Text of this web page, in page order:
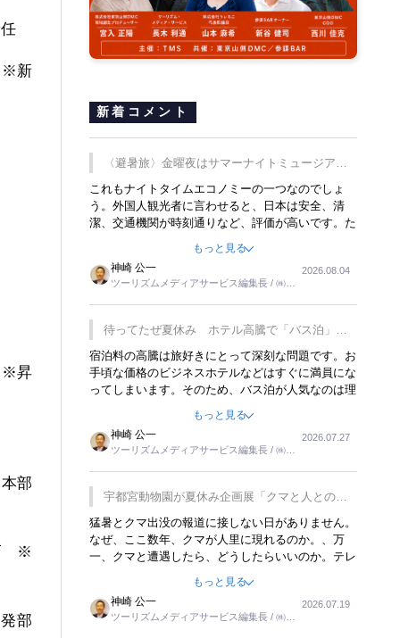
※新
※昇
部
※
部
新着コメント
〈避暑旅〉金曜夜はサマーナイトミュージア
ム、都立6施設で
これもナイトタイムエコノミーの一つなのでしょ
う。外国人観光者に言わせると、日本は安全、清
潔、交通機関が時刻通りなど、評価が高いです。た
す。そのような意味で、金曜夜にこのようなイベン
トが行われれば、日本人に限らず外国人にとっても
楽しみが増えるでしょうね。
もっと見る
神崎 公一
ツーリズムメディアサービス編集長 / ㈱ツ
2026.08.04
待ってたぜ夏休み ホテル高騰で「バス泊」人
気
宿泊料の高騰は旅好きにとって深刻な問題です。お
手頃な価格のビジネスホテルなどはすぐに満員にな
ってしまいます。そのため、バス泊が人気なのは理
行をした時は、移動はグレイハウンドバスでした。
夕方から夜の便を利用してホテル代を浮かせていま
した。ただし、若いからできたことです。若い人が
夜行バスで京都に行った、青森に行ったと聞くと、
疲れが残らないのかなと思ってしまいます。
もっと見る
神崎 公一
ツーリズムメディアサービス編集長 / ㈱ツ
2026.07.27
宇都宮動物園が夏休み企画展「クマと人との距
離」を7月20日から開催
猛暑とクマ出没の報道に接しない日がありません。
なぜ、ここ数年、クマが人里に現れるのか。、万
一、クマと遭遇したら、どうしたらいいのか。テレ
るなんてことは、冗談でもいえません。そんな中
で、この企画展はタイムリーですね。
もっと見る
神崎 公一
ツーリズムメディアサービス編集長 / ㈱ツ
2026.07.19